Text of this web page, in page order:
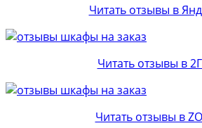
Читать отзывы в
Читать отзывы в
Читать отзывы в